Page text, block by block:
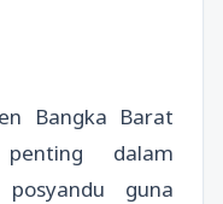
Bangka Barat
dalam
guna